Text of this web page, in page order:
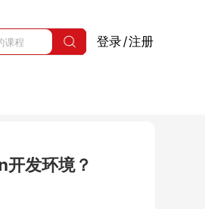
登录/注册
发环境？